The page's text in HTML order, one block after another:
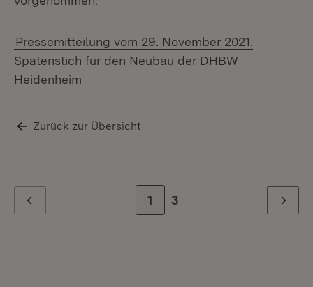
Pressemitteilung vom 29. November 2021:
Spatenstich für den Neubau der DHBW
Heidenheim
Zurück zur Übersicht
Zur Seite
1 Zur letzten Seite
3 Weiter